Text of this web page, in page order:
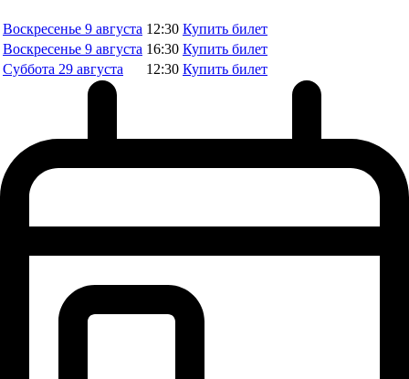
Воскресенье 9 августа 12:30 Купить билет
Воскресенье 9 августа 16:30 Купить билет
Суббота 29 августа 12:30 Купить билет